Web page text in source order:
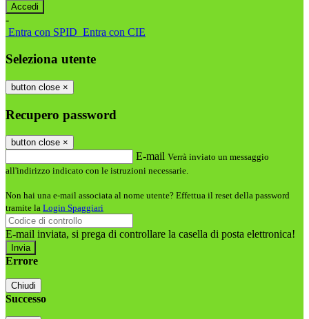
-
Entra con SPID Entra con CIE
Seleziona utente
button close ×
Recupero password
button close ×
E-mail Verrà inviato un messaggio
all'indirizzo indicato con le istruzioni necessarie.
Non hai una e-mail associata al nome utente? Effettua il reset della password
tramite la Login Spaggiari
E-mail inviata, si prega di controllare la casella di posta elettronica!
Errore
Chiudi
Successo